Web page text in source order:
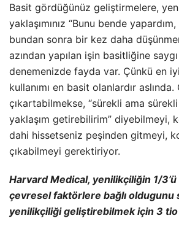
Basit gördüğünüz geliştirmelere,
yaklaşımınız “Bunu bende
bundan sonra bir kez daha
azından yapılan işin basitliğine
denemenizde fayda var. Çünkü en
kullanımı en basit olanlardır
çıkartabilmekse, “sürekli ama
yaklaşım getirebilirim” diyebilmeyi,
dahi hissetseniz peşinden gitmeyi,
çıkabilmeyi gerektiriyor.
Harvard Medical, yenilikçiliğin 1/
çevresel faktörlere bağlı oldugunu
yenilikçiliği geliştirebilmek için 3